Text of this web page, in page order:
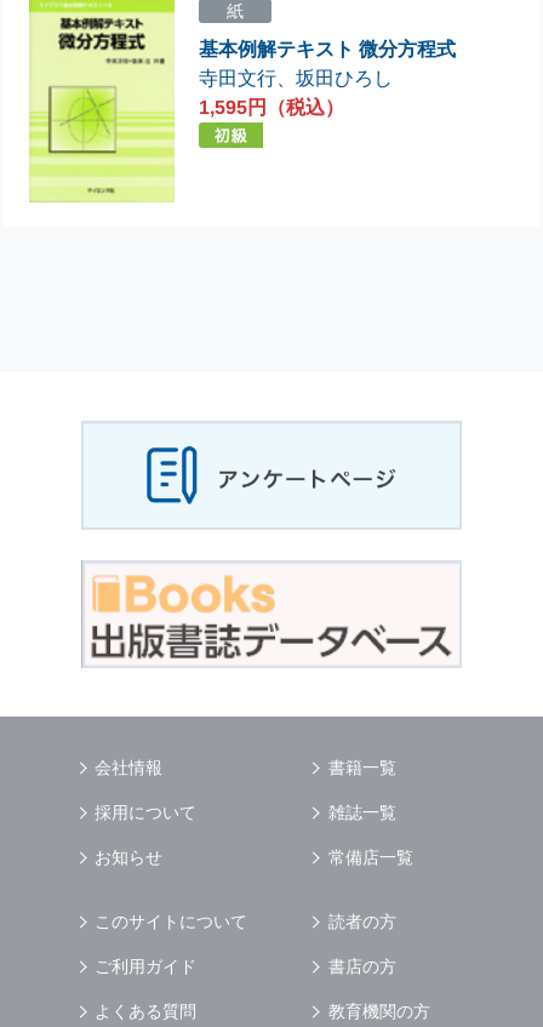
紙
基本例解テキスト 微分方程式
寺田文行 、坂田ひろし
1,595円（税込）
会社情報
採用について
お知らせ
書籍一覧
雑誌一覧
常備店一覧
このサイトについて
ご利用ガイド
よくある質問
読者の方
書店の方
教育機関の方